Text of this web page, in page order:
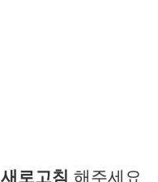
새로고침 해주세요